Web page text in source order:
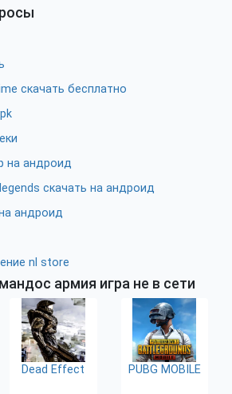
скачать бесплатно
на андроид
скачать на андроид
андроид
nl store
армия игра не в сети
Dead Effect PUBG MOBILE